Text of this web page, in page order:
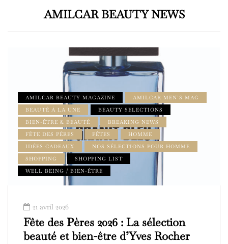
AMILCAR BEAUTY NEWS
AMILCAR BEAUTY MAGAZINE
AMILCAR MEN’S MAG
BEAUTÉ À LA UNE
BEAUTY SELECTIONS
BIEN-ÊTRE & BEAUTÉ
BREAKING NEWS
FÊTE DES PÈRES
FÊTES
HOMME
IDÉES CADEAUX
NOS SÉLECTIONS POUR HOMME
SHOPPING
SHOPPING LIST
WELL BEING / BIEN-ÊTRE
21 avril 2026
Fête des Pères 2026 : La sélection
beauté et bien-être d’Yves Rocher